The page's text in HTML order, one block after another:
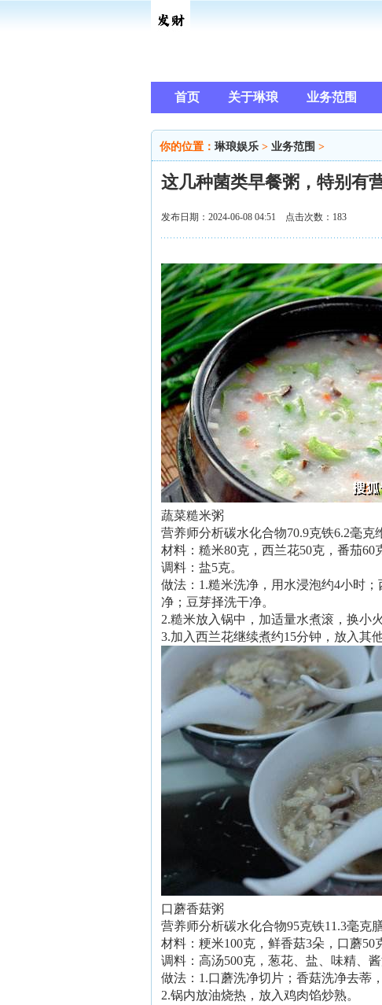
首页 关于琳琅 业务范围
你的位置： 琳琅娱乐 > 业务范围 >
这几种菌类早餐粥，特别有
发布日期：2024-06-08 04:51 点击次数：183
蔬菜糙米粥
营养师分析碳水化合物70.9克铁6.2毫克
材料：糙米80克，西兰花50克，番茄60
调料：盐5克。
做法：1.糙米洗净，用水浸泡约4小时
净；豆芽择洗干净。
2.糙米放入锅中，加适量水煮滚，换小
3.加入西兰花继续煮约15分钟，放入其
口蘑香菇粥
营养师分析碳水化合物95克铁11.3毫克
材料：粳米100克，鲜香菇3朵，口蘑50
调料：高汤500克，葱花、盐、味精、酱
做法：1.口蘑洗净切片；香菇洗净去蒂，
2.锅内放油烧热，放入鸡肉馅炒熟。